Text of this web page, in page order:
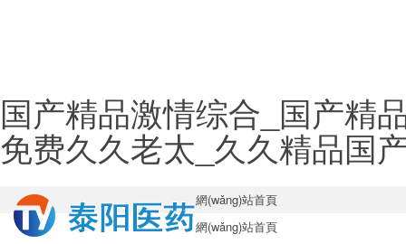
国产精品激情综合_国产精
免费久久老太_久久精品国
網(wǎng)站首頁
網(wǎng)站首頁